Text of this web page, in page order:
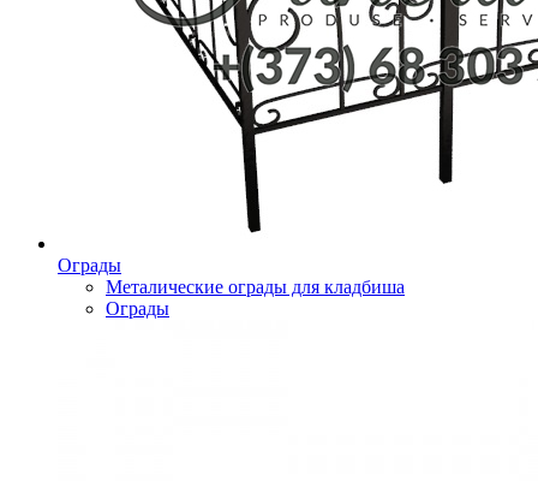
Ограды
Металические ограды для кладбиша
Ограды